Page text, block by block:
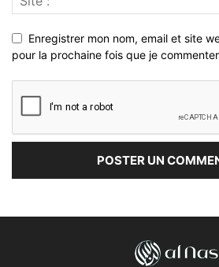
Enregistrer mon nom, email et site
pour la prochaine fois que je